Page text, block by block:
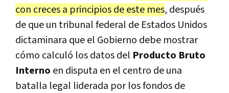
con creces a principios de este mes, después
de que un tribunal federal de Estados Unidos
dictaminara que el Gobierno debe mostrar
cómo calculó los datos del Producto Bruto
Interno en disputa en el centro de una
batalla legal liderada por los fondos de